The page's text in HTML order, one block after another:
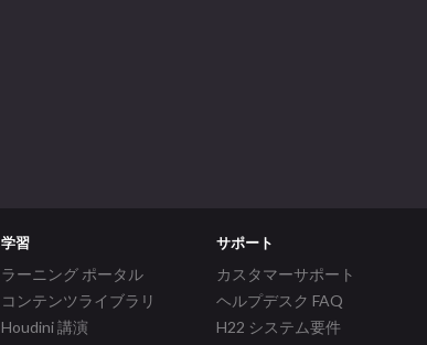
学習
ラーニング ポータル
コンテンツライブラリ
Houdini 講演
サポート
カスタマーサポート
ヘルプデスク FAQ
H22 システム要件